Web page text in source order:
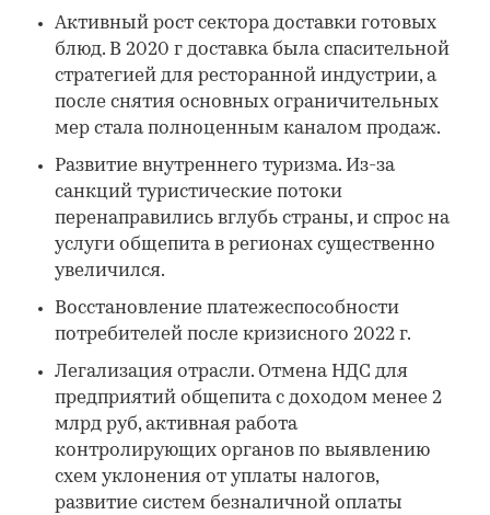
Активный рост сектора доставки готовых
блюд. В 2020 г доставка была спасительной
стратегией для ресторанной индустрии, а
после снятия основных ограничительных
мер стала полноценным каналом продаж.
Развитие внутреннего туризма. Из-за
санкций туристические потоки
перенаправились вглубь страны, и спрос на
услуги общепита в регионах существенно
увеличился.
Восстановление платежеспособности
потребителей после кризисного 2022 г.
Легализация отрасли. Отмена НДС для
предприятий общепита с доходом менее 2
млрд руб, активная работа
контролирующих органов по выявлению
схем уклонения от уплаты налогов,
развитие систем безналичной оплаты